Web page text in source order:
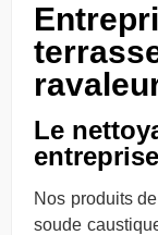
Le
Nos produits
soude